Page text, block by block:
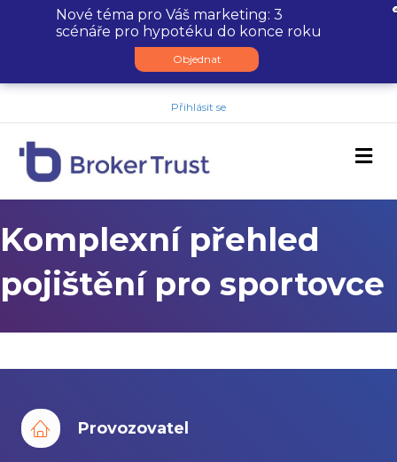
Přihlásit se
Komplexní přehled
pojištění pro sportovce
Provozovatel
Nové téma pro Váš marketing: 3
scénáře pro hypotéku do konce roku
Objednat